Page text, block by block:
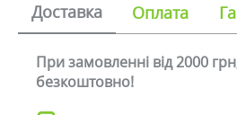
Доставка Оплата
При замовленні від 2000
безкоштовно!